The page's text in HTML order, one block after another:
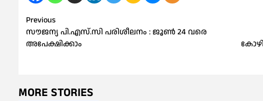
Post
navigation
Previous
സൗജന്യ പി.എസ്.സി പരിശീലനം : ജൂണ്‍ 24 വരെ
അപേക്ഷിക്കാം
MORE STORIES